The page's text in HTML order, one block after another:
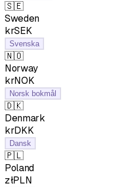
🇸🇪
Sweden
krSEK
Svenska
🇳🇴
Norway
krNOK
Norsk bokmål
🇩🇰
Denmark
krDKK
Dansk
🇵🇱
Poland
złPLN